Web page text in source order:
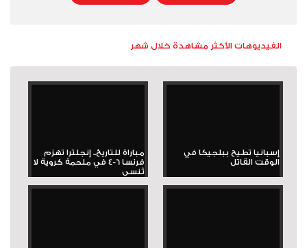
الفيديوهات الأكثر مشاهدة خلال شهر
إسبانيا تطيح ببلجيكا في
الوقت القاتل
مباراة للتاريخ.. إنجلترا تهزم
فرنسا 6-4 في ملحمة كروية لا
تُنسى